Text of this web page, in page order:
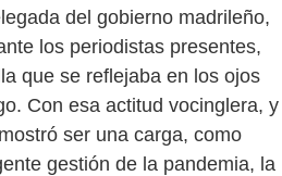
del gobierno madrileño,
los periodistas presentes,
que se reflejaba en los ojos
Con esa actitud vocinglera, y
ser una carga, como
gestión de la pandemia, la